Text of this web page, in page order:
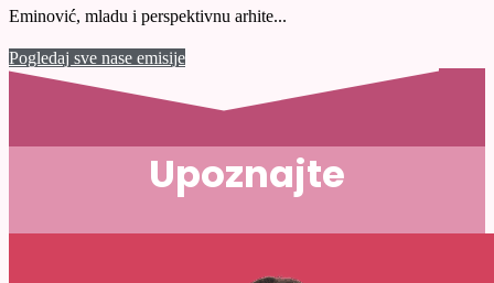
Eminović, mladu i perspektivnu arhite...
Pogledaj sve nase emisije
Upoznajte